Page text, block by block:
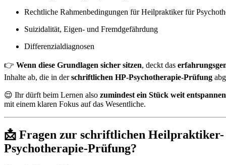
Rechtliche Rahmenbedingungen für Heilpraktiker für
Suizidalität, Eigen- und Fremdgefährdung
Differenzialdiagnosen
👉 Wenn diese Grundlagen sicher sitzen, deckt das
Inhalte ab, die in derschriftlichen HP-Psychotherapie-Prüfung
😌 Ihr dürft beim Lernen also zumindest ein Stück weit entspannen
mit einem klaren Fokus auf das Wesentliche.
📩 Fragen zur schriftlichen Heilpraktiker-
Psychotherapie-Prüfung?